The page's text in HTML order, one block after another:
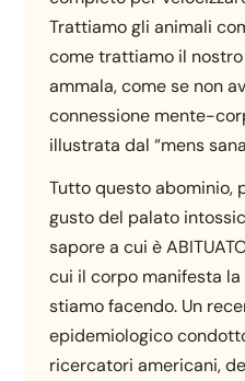
Trattiamo gli animali
come trattiamo il
ammala, come se non
connessione mente-
illustrata dal “mens
Tutto questo abominio,
gusto del palato
sapore a cui è
cui il corpo manifesta
stiamo facendo. Un
epidemiologico
ricercatori americani,